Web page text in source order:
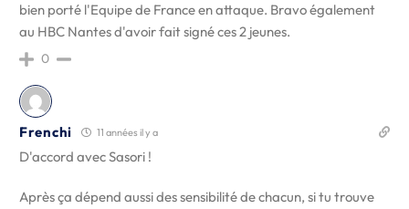
bien porté l'Equipe de France en attaque. Bravo également
au HBC Nantes d'avoir fait signé ces 2 jeunes.
0
Frenchi 11 années il y a
D'accord avec Sasori !
Après ça dépend aussi des sensibilité de chacun, si tu trouve